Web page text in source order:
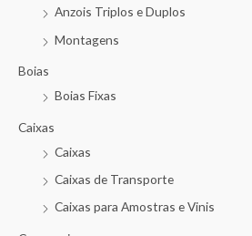
Anzois Triplos e Duplos
Montagens
Boias
Boias Fixas
Caixas
Caixas
Caixas de Transporte
Caixas para Amostras e Vinis